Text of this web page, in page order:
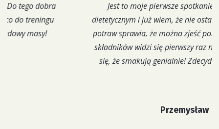
Jest to moje pierwsze spotkanie z cateringiem
dietetycznym i już wiem, że nie ostatnie. Różnorodność
potraw sprawia, że można zjeść posiłki, których nazwy
składników widzi się pierwszy raz na oczy
Okazuje
się, że smakują genialnie! Zdecydowanie polecam!